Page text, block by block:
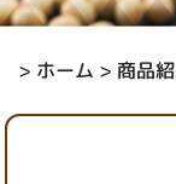
> ホーム > 商品